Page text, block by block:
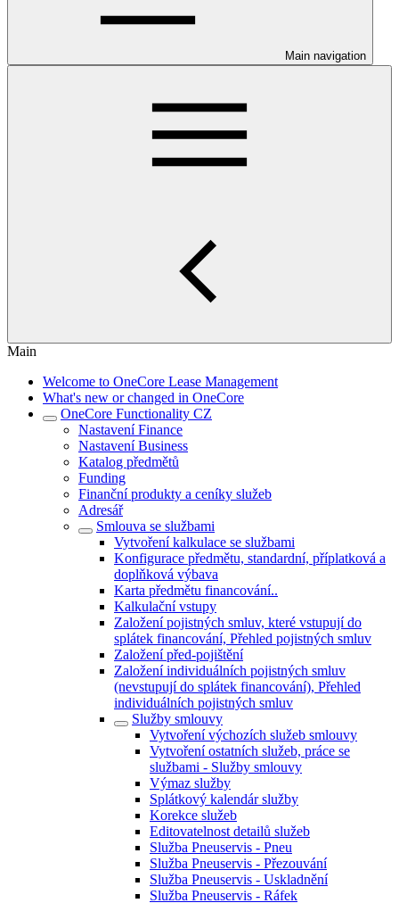
Main navigation
Main
Welcome to OneCore Lease Management
What's new or changed in OneCore
OneCore Functionality CZ
Nastavení Finance
Nastavení Business
Katalog předmětů
Funding
Finanční produkty a ceníky služeb
Adresář
Smlouva se službami
Vytvoření kalkulace se službami
Konfigurace předmětu, standardní, příplatková a
doplňková výbava
Karta předmětu financování..
Kalkulační vstupy
Založení pojistných smluv, které vstupují do
splátek financování, Přehled pojistných smluv
Založení před-pojištění
Založení individuálních pojistných smluv
(nevstupují do splátek financování), Přehled
individuálních pojistných smluv
Služby smlouvy
Vytvoření výchozích služeb smlouvy
Vytvoření ostatních služeb, práce se
službami - Služby smlouvy
Výmaz služby
Splátkový kalendár služby
Korekce služeb
Editovatelnost detailů služeb
Služba Pneuservis - Pneu
Služba Pneuservis - Přezouvání
Služba Pneuservis - Uskladnění
Služba Pneuservis - Ráfek